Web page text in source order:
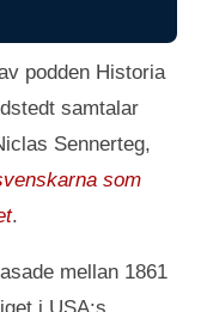
podden Historia
samtalar
Sennerteg,
som
.
mellan 1861